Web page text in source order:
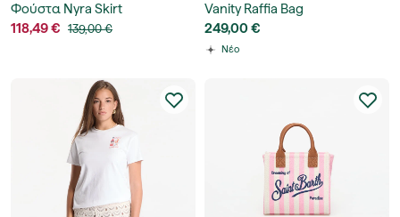
Φούστα Nyra Skirt
118,49 € 139,00 €
Vanity Raffia Bag
249,00 €
Νέο